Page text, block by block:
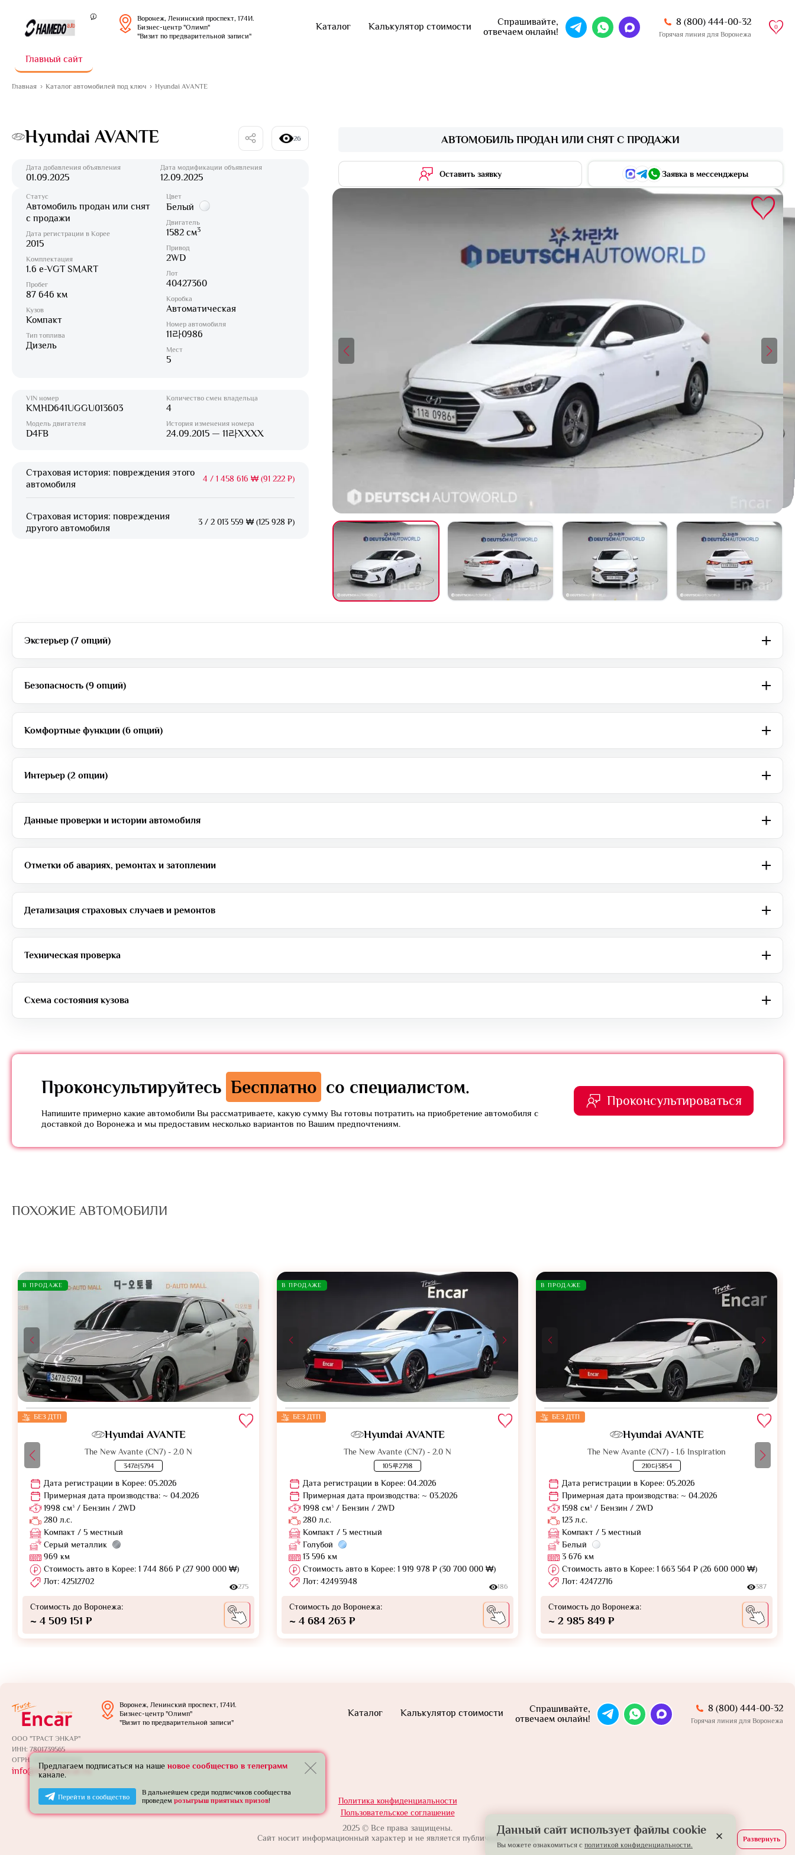
Воронеж, Ленинский проспект, 174И.
Бизнес-центр "Олимп"
"Визит по предварительной записи"
Каталог Калькулятор стоимости
Спрашивайте,
отвечаем онлайн!
8 (800) 444-00-32
Горячая линия для Воронежа
0
Главный сайт
Главная Каталог автомобилей под ключ Hyundai AVANTE
Hyundai AVANTE 26
Дата добавления объявления
01.09.2025
Дата модификации объявления
12.09.2025
АВТОМОБИЛЬ ПРОДАН ИЛИ СНЯТ С ПРОДАЖИ
Оставить заявку Заявка в мессенджеры
Статус
Автомобиль продан или снят
с продажи
Дата регистрации в Корее
2015
Комплектация
1.6 e-VGT SMART
Пробег
87 646 км
Кузов
Компакт
Тип топлива
Дизель
Цвет
Белый
Двигатель
1582 см3
Привод
2WD
Лот
40427360
Коробка
Автоматическая
Номер автомобиля
11라0986
Мест
5
VIN номер
KMHD641UGGU013603
Модель двигателя
D4FB
Количество смен владельца
4
История изменения номера
24.09.2015 — 11라XXXX
Страховая история: повреждения этого
автомобиля
4 / 1 458 616 ₩ (91 222 ₽)
Страховая история: повреждения
другого автомобиля
3 / 2 013 559 ₩ (125 928 ₽)
Экстерьер (7 опций)
Безопасность (9 опций)
Комфортные функции (6 опций)
Интерьер (2 опции)
Данные проверки и истории автомобиля
Отметки об авариях, ремонтах и затоплении
Детализация страховых случаев и ремонтов
Техническая проверка
Схема состояния кузова
Проконсультируйтесь Бесплатно со специалистом.
Напишите примерно какие автомобили Вы рассматриваете, какую сумму Вы готовы потратить на приобретение автомобиля с
доставкой до Воронежа и мы предоставим несколько вариантов по Вашим предпочтениям.
Проконсультироваться
ПОХОЖИЕ АВТОМОБИЛИ
В ПРОДАЖЕ
БЕЗ ДТП
Hyundai AVANTE
The New Avante (CN7) - 2.0 N
347러5794
Дата регистрации в Корее: 05.2026
Примерная дата производства: ~ 04.2026
1998 см³ / Бензин / 2WD
280 л.с.
Компакт / 5 местный
Серый металлик
969 км
Стоимость авто в Корее: 1 744 866 ₽ (27 900 000 ₩)
Лот: 42512702
275
Стоимость до Воронежа:
~ 4 509 151 ₽
В ПРОДАЖЕ
БЕЗ ДТП
Hyundai AVANTE
The New Avante (CN7) - 2.0 N
105루2798
Дата регистрации в Корее: 04.2026
Примерная дата производства: ~ 03.2026
1998 см³ / Бензин / 2WD
280 л.с.
Компакт / 5 местный
Голубой
13 596 км
Стоимость авто в Корее: 1 919 978 ₽ (30 700 000 ₩)
Лот: 42493948
186
Стоимость до Воронежа:
~ 4 684 263 ₽
В ПРОДАЖЕ
БЕЗ ДТП
Hyundai AVANTE
The New Avante (CN7) - 1.6 Inspiration
210다3854
Дата регистрации в Корее: 05.2026
Примерная дата производства: ~ 04.2026
1598 см³ / Бензин / 2WD
123 л.с.
Компакт / 5 местный
Белый
3 676 км
Стоимость авто в Корее: 1 663 564 ₽ (26 600 000 ₩)
Лот: 42472716
387
Стоимость до Воронежа:
~ 2 985 849 ₽
Воронеж, Ленинский проспект, 174И.
Бизнес-центр "Олимп"
"Визит по предварительной записи"
Каталог Калькулятор стоимости
Спрашивайте,
отвечаем онлайн!
8 (800) 444-00-32
Горячая линия для Воронежа
ООО "ТРАСТ ЭНКАР"
ИНН: 7801739565
ОГРН: 1257800005924
info@trust-encar.ru
Политика конфиденциальности
Пользовательское соглашение
2025 © Все права защищены.
Сайт носит информационный характер и не является публичной офертой.
Данный сайт использует файлы cookie
Вы можете ознакомиться с политикой конфиденциальности.
Предлагаем подписаться на наше новое сообщество в телеграмм
канале.
Перейти в сообщество
В дальнейшем среди подписчиков сообщества
проведем розыгрыш приятных призов!
Развернуть